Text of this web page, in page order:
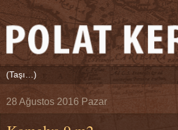
28 Ağustos 2016 Pazar